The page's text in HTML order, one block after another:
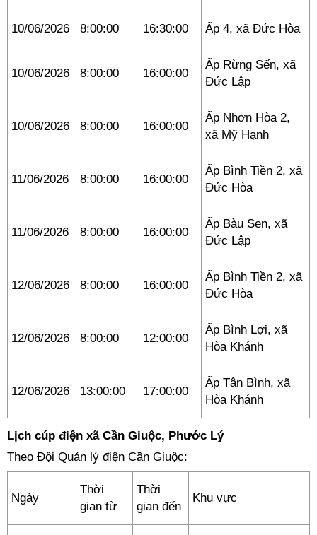
10/06/2026 8:00:00 16:30:00 Ấp 4, xã Đức Hòa
10/06/2026 8:00:00 16:00:00
Ấp Rừng Sến, xã
Đức Lập
10/06/2026 8:00:00 16:00:00
Ấp Nhơn Hòa 2,
xã Mỹ Hạnh
11/06/2026 8:00:00 16:00:00
Ấp Bình Tiền 2, xã
Đức Hòa
11/06/2026 8:00:00 16:00:00
Ấp Bàu Sen, xã
Đức Lập
12/06/2026 8:00:00 16:00:00
Ấp Bình Tiền 2, xã
Đức Hòa
12/06/2026 8:00:00 12:00:00
Ấp Bình Lợi, xã
Hòa Khánh
12/06/2026 13:00:00 17:00:00
Ấp Tân Bình, xã
Hòa Khánh
Lịch cúp điện xã Cần Giuộc, Phước Lý
Theo Đội Quản lý điện Cần Giuộc:
Ngày
Thời
gian từ
Thời
gian đến
Khu vực